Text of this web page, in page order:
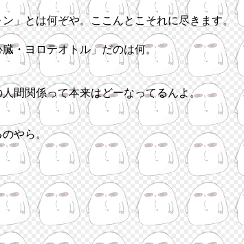
」とは何ぞや。ここんとこそれに尽きます。
・ヨロテオトル」だのは何。
間関係って本来はどーなってるんよ。
やら。